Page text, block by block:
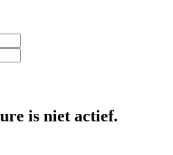
is niet actief.